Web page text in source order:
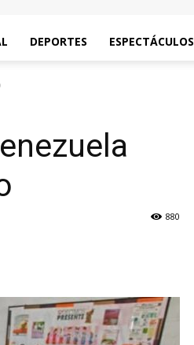
DEPORTES ESPECTÁCULOS
880